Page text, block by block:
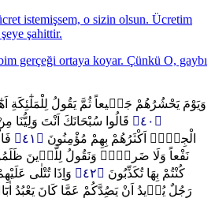
istemişsem, o sizin olsun. Ücretim
şahittir.
gerçeği ortaya koyar. Çünkü O, gaybı
وَيَوْمَ يَحْشُرُهُمْ جَم۪يعاً ثُمَّ يَقُولُ لِلْمَلٰٓئِكَةِ
﴿٤٠﴾
قَالُوا سُبْحَانَكَ اَنْتَ
الْجِنَّۚ اَكْثَرُهُمْ بِهِمْ مُؤْمِنُونَ ﴿٤١﴾
نَفْعاً وَلَا ضَراًّۜ وَنَقُولُ لِلَّذ۪ينَ
كُنْتُمْ بِهَا تُكَذِّبُونَ ﴿٤٢﴾
وَاِذَا تُتْلٰى
رَجُلٌ يُر۪يدُ اَنْ يَصُدَّكُمْ عَمَّا كَانَ يَعْبُدُ